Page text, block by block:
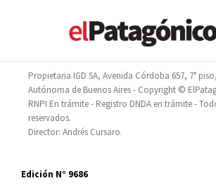
Propietaria IGD SA, Avenida Córdoba 657, 7°
Autónoma de Buenos Aires - Copyright ©
RNPI En trámite - Registro DNDA en trámite -
reservados.
Director: Andrés Cursaro.
Edición N° 9686